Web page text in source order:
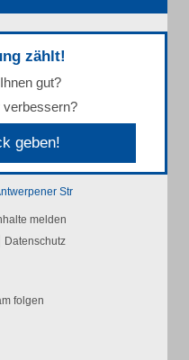
zählt!
gut?
verbessern?
geben!
Str
melden
Datenschutz
folgen